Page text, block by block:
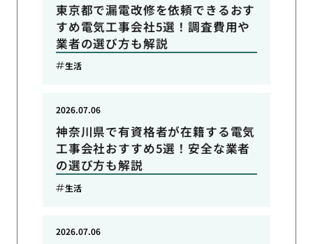
東京都で漏電改修を依頼できるおす
すめ電気工事会社5選！調査費用や
業者の選び方も解説
生活
神奈川県で有資格者が在籍する電気
工事会社おすすめ5選！安全な業者
の選び方も解説
2026.07.06
生活
2026.07.06